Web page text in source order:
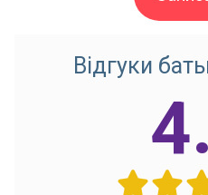
Відгуки